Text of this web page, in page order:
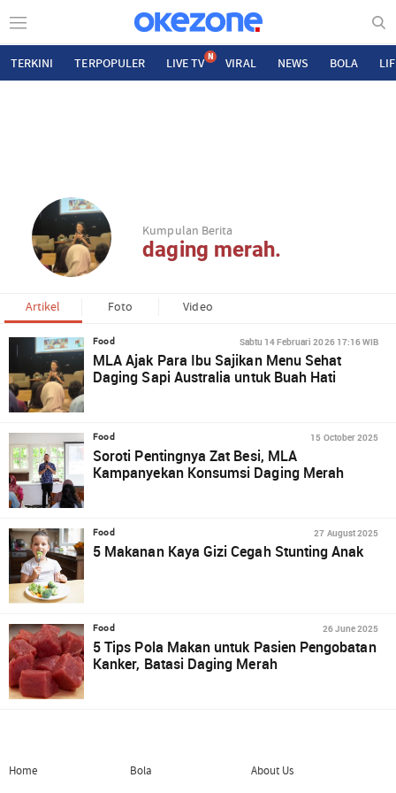
TERKINI TERPOPULER LIVE TV N VIRAL NEWS BOLA
Kumpulan Berita
daging merah.
Artikel Foto Video
Food Sabtu 14 Februari 2026 17:16 WIB
MLA Ajak Para Ibu Sajikan Menu Sehat
Daging Sapi Australia untuk Buah Hati
Food 15 October 2025
Soroti Pentingnya Zat Besi, MLA
Kampanyekan Konsumsi Daging Merah
Food 27 August 2025
5 Makanan Kaya Gizi Cegah Stunting Anak
Food 26 June 2025
5 Tips Pola Makan untuk Pasien Pengobatan
Kanker, Batasi Daging Merah
Home
Bola
About Us